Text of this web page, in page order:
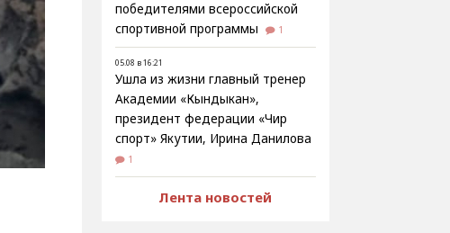
победителями всероссийской
спортивной программы
1
05.08 в 16:21
Ушла из жизни главный тренер
Академии «Кындыкан»,
президент федерации «Чир
спорт» Якутии, Ирина Данилова
1
Лента новостей